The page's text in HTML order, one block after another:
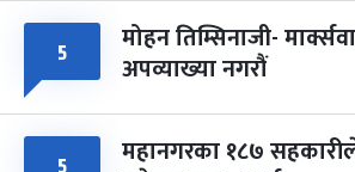
५ मोहन तिम्सिनाजी-
अपव्याख्या नगरौं
महानगरका १८७